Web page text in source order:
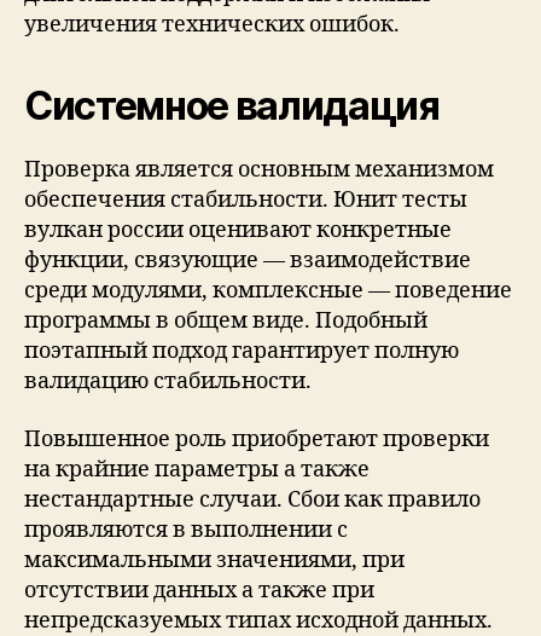
увеличения технических ошибок.
Системное валидация
Проверка является основным механизмом
обеспечения стабильности. Юнит тесты
вулкан россии оценивают конкретные
функции, связующие — взаимодействие
среди модулями, комплексные — поведение
программы в общем виде. Подобный
поэтапный подход гарантирует полную
валидацию стабильности.
Повышенное роль приобретают проверки
на крайние параметры а также
нестандартные случаи. Сбои как правило
проявляются в выполнении с
максимальными значениями, при
отсутствии данных а также при
непредсказуемых типах исходной данных.